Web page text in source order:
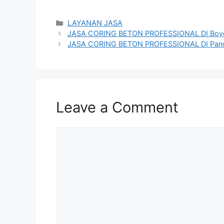
Categories
LAYANAN JASA
JASA CORING BETON PROFESSIONAL DI
JASA CORING BETON PROFESSIONAL DI
Leave a Comment